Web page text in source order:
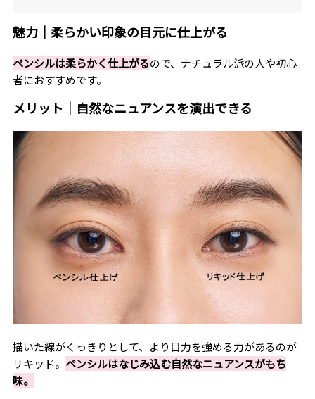
魅力｜柔らかい印象の目元に仕上がる
ペンシルは柔らかく仕上がるので、ナチュラル派の人や初心
者におすすめです。
メリット｜自然なニュアンスを演出できる
描いた線がくっきりとして、より目力を強める力があるのが
リキッド。 ペンシルはなじみ込む自然なニュアンスがもち
味。